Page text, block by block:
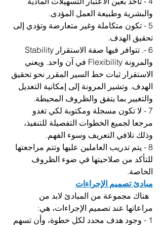
والبشرية وطبيعة العمل المؤدى.
5 - تكون متكاملة وغير متعارضة وتؤدي إلى
تحقيق الهدف.
والمرونة Flexibility في آن واحد. ويعني
الاستقرار ثبات خط السير المقرر نحو تحقيق
الهدف. وتشير المرونة إلى إمكانية التعديل
والتغيير بما يتفق والظروف المحيطة.
7 - لا تكون مسجلة ومكتوبة لكي تغدو
مرجعا لجميع الخطوات التفصيلة للتنفيذ،
وذلك تلافي التعريف وسوء الفهم.
8 - يتم تدريب العاملين عليها وتتم مراجعتها
للتأكد من صلاحيتها في ضوء الظروف
الخاصة.
مبادئ تصميم الإجراءات
  هناك مجموعة من المبادئ لابد من
مراعاتها عند تصميم الإجراءات، هي:
1 - وجود هدف محدد لكل خطوة، وأن تسهم